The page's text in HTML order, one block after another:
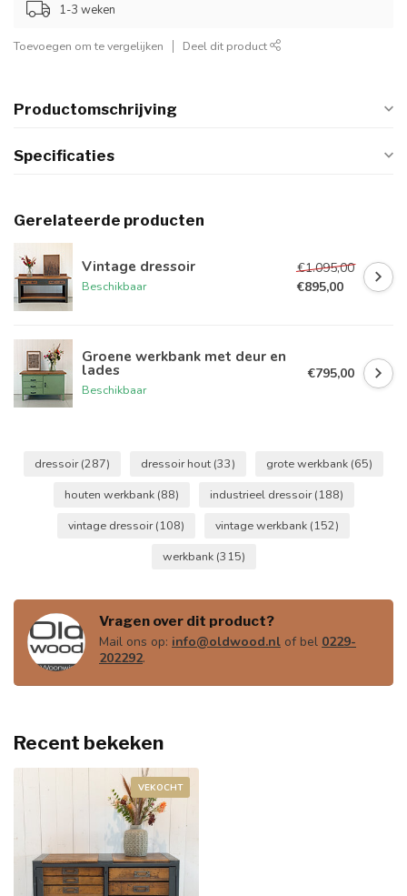
1-3 weken
Toevoegen om te vergelijken Deel dit product
Productomschrijving
Specificaties
Gerelateerde producten
Vintage dressoir
Beschikbaar
€1.095,00
€895,00
Groene werkbank met deur en
lades
Beschikbaar
€795,00
dressoir(287) dressoir hout (33) grote werkbank (65)
houten werkbank (88) industrieel dressoir(188)
vintage dressoir(108) vintage werkbank (152)
werkbank (315)
Vragen over dit product?
Mail ons op: info@oldwood.nl of bel 0229-
202292.
Recent bekeken
VEKOCHT